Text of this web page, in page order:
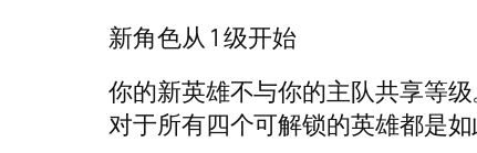
新角色从 1 级开始
你的新英雄不与你的主队共享等
对于所有四个可解锁的英雄都是